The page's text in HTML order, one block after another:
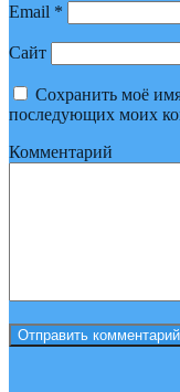
Email *
Сайт
Сохранить моё
последующих моих
Комментарий